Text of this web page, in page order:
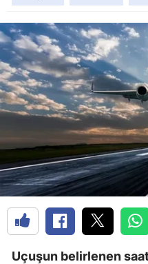
Uçuşun belirlenen